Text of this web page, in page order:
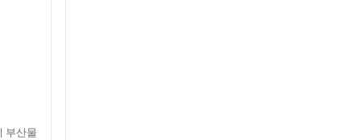
부산물